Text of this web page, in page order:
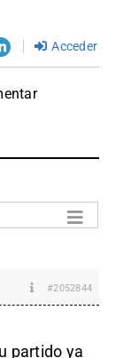
Acceder
#2052844
partido ya